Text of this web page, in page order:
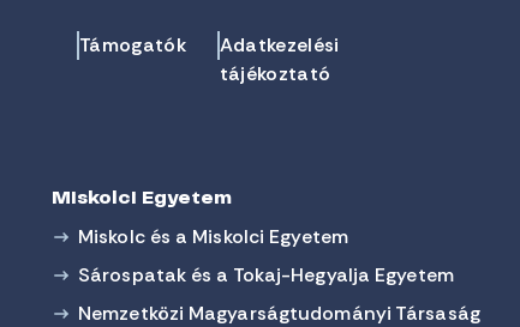
Támogatók
Adatkezelési
tájékoztató
Miskolci Egyetem
Miskolc és a Miskolci Egyetem
Sárospatak és a Tokaj-Hegyalja Egyetem
Nemzetközi Magyarságtudományi Társaság